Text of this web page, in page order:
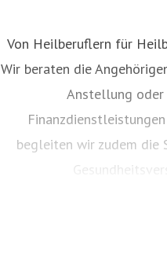
Von Heilberuflern für
Wir beraten die
Anstellung oder
begleiten wir zudem die